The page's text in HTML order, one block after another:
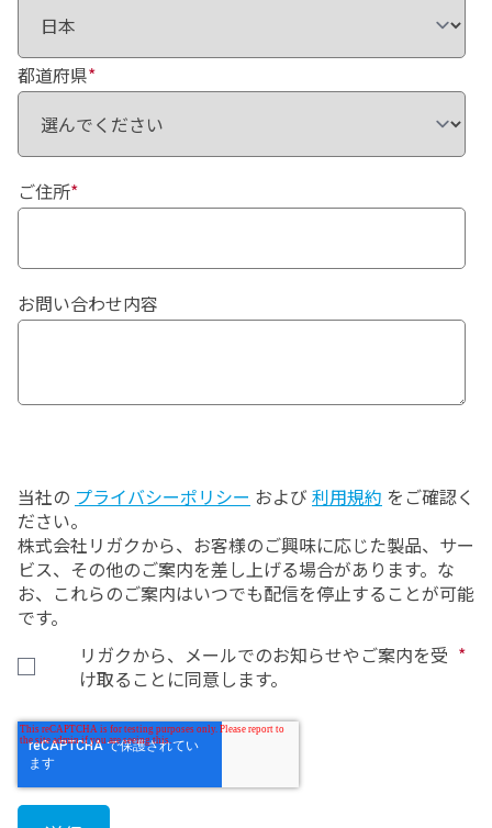
都道府県*
ご住所*
お問い合わせ内容
当社の プライバシーポリシー および 利用規約 をご確認く
ださい。
株式会社リガクから、お客様のご興味に応じた製品、サー
ビス、その他のご案内を差し上げる場合があります。な
お、これらのご案内はいつでも配信を停止することが可能
です。
リガクから、メールでのお知らせやご案内を受
け取ることに同意します。
*